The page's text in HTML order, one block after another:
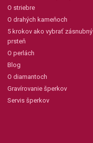
O striebre
O drahých kameňoch
5 krokov ako vybrať zásnubný
prsteň
O perlách
Blog
O diamantoch
Gravírovanie šperkov
Servis šperkov